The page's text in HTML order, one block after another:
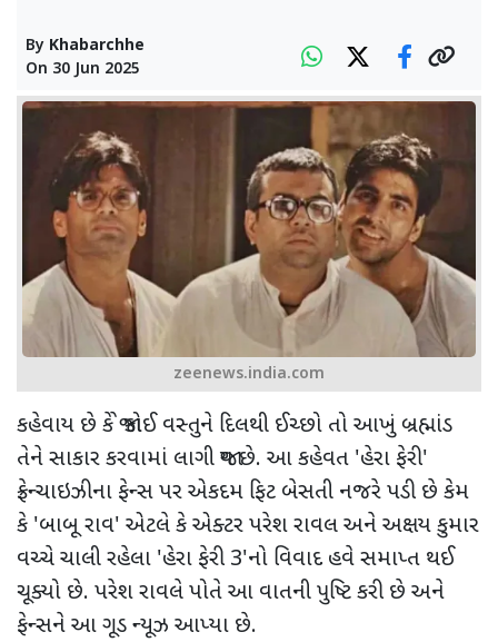
By Khabarchhe
On 30 Jun 2025
zeenews.india.com
કહેવાય છે કે જો કોઈ વસ્તુને દિલથી ઈચ્છો તો આખું બ્રહ્માંડ
તેને સાકાર કરવામાં લાગી જાય છે. આ કહેવત 'હેરા ફેરી'
ફ્રેન્ચાઇઝીના ફેન્સ પર એકદમ ફિટ બેસતી નજરે પડી છે કેમ
કે 'બાબૂ રાવ' એટલે કે એક્ટર પરેશ રાવલ અને અક્ષય કુમાર
વચ્ચે ચાલી રહેલા 'હેરા ફેરી 3'નો વિવાદ હવે સમાપ્ત થઈ
ચૂક્યો છે. પરેશ રાવલે પોતે આ વાતની પુષ્ટિ કરી છે અને
ફેન્સને આ ગૂડ ન્યૂઝ આપ્યા છે.